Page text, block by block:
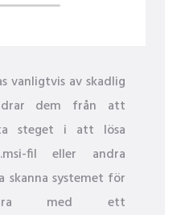
vanligtvis av skadlig
dem från att
steget i att lösa
fil eller andra
skanna systemet för
med ett